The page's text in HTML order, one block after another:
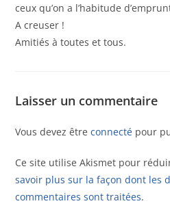
ceux qu’on a l’habitude
A creuser !
Amitiés à toutes et tous.
Laisser un commentaire
Vous devez êtreconnecté pour
Ce site utilise Akismet pour
savoir plus sur la façon dont les
commentaires sont traitées.